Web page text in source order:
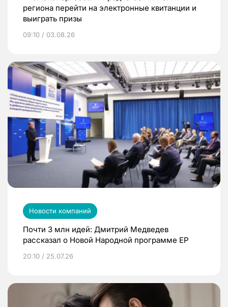
региона перейти на электронные квитанции и
выиграть призы
09:10 / 03.08.26
Новости компаний
Почти 3 млн идей: Дмитрий Медведев
рассказал о Новой Народной программе ЕР
20:10 / 25.07.26